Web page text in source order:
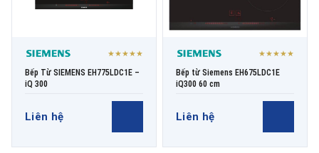
★★★★★
Bếp Từ SIEMENS EH775LDC1E –
iQ 300
Liên hệ
★★★★★
Bếp từ Siemens EH675LDC1E
iQ300 60 cm
Liên hệ